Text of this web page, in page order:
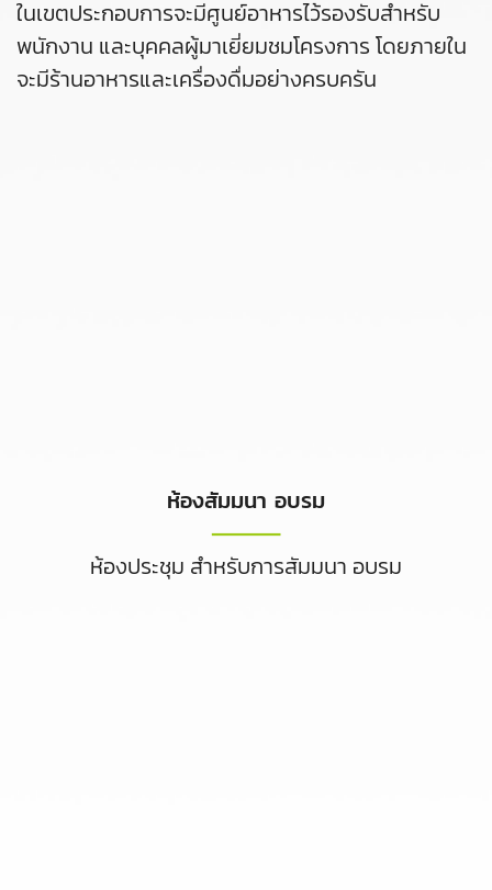
ในเขตประกอบการจะมีศูนย์อาหารไว้รองรับสำหรับ
พนักงาน และบุคคลผู้มาเยี่ยมชมโครงการ โดยภายใน
จะมีร้านอาหารและเครื่องดื่มอย่างครบครัน
ห้องสัมมนา อบรม
ห้องประชุม สำหรับการสัมมนา อบรม